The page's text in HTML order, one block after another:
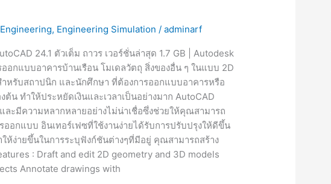
Engineering, Engineering Simulation /adminarf
24.1 ตัวเต็ม ถาวร เวอร์ชั่นล่าสุด 1.7 GB | Autodesk
อกแบบอาคารบ้านเรือน โมเดลวัตถุ สิ่งของอื่น ๆ ในแบบ 2D
หรับสถาปนิก และนักศึกษา ที่ต้องการออกแบบอาคารหรือ
น ทำให้ประหยัดเงินและเวลาเป็นอย่างมาก AutoCAD
ละมีความหลากหลายอย่างไม่น่าเชื่อซึ่งช่วยให้คุณสามารถ
อกแบบ อินเทอร์เฟซที่ใช้งานง่ายได้รับการปรับปรุงให้ดีขึ้น
ห้ง่ายขึ้นในการระบุฟังก์ชันต่างๆที่มีอยู่ คุณสามารถสร้าง
: Draft and edit 2D geometry and 3D models
Annotate drawings with